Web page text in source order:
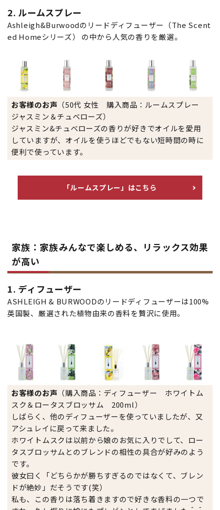
2. ルームスプレー
Ashleigh&Burwoodのリードディフューザー（The Scent
ed Homeシリーズ） の中から人気の香りを厳選。
お客様のお声 （50代 女性 購入商品：ルームスプレー
ジャスミン＆チュベローズ）
ジャスミン&チュべローズの香りが好きでオイルを愛用
していますが、オイルを使うほどでもない短時間の時に
便利で使っています。
「ルームスプレー」はこちら
家族：家族みんなで楽しめる、リラックス効果
が高い
1. ディフューザー
ASHLEIGH & BURWOODのリードディフューザーは100%
英国製、厳選された植物由来の香料を贅沢に使用。
お客様のお声 （購入商品：ディフューザー ホワイトム
スク＆ロータスブロッサム 200ml）
しばらく、他のディフューザーを使っていましたが、又
アシュレイに戻って来ました。
ホワイトムスクは以前から娘のお気に入りでして、ロー
タスブロッサムとのブレンドの相性の具合が好みのよう
です。
彼女曰く「どちらかが勝ちすぎるのではなくて、ブレン
ドが絶妙」だそうです(笑）
私も、この香りは落ち着きますので好きな香料の一つで